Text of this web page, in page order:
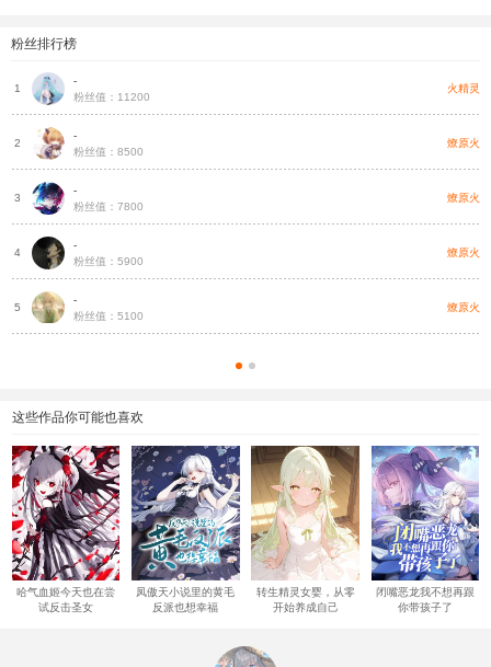
粉丝排行榜
1
-
粉丝值：11200
火精灵
2
-
粉丝值：8500
燎原火
3
-
粉丝值：7800
燎原火
4
-
粉丝值：5900
燎原火
5
-
粉丝值：5100
燎原火
这些作品你可能也喜欢
哈气血姬今天也在尝
试反击圣女
凤傲天小说里的黄毛
反派也想幸福
转生精灵女婴，从零
开始养成自己
闭嘴恶龙我不想再跟
你带孩子了